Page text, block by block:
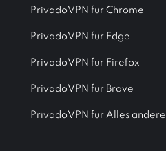
PrivadoVPN für Chrome
PrivadoVPN für Edge
PrivadoVPN für Firefox
PrivadoVPN für Brave
PrivadoVPN für Alles andere